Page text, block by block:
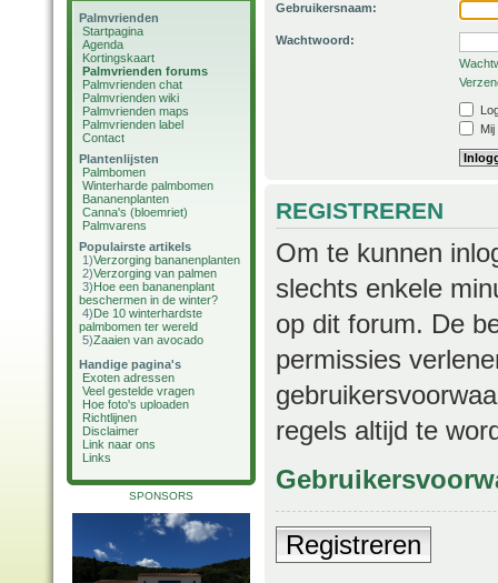
Palmvrienden
Startpagina
Agenda
Kortingskaart
Palmvrienden forums
Palmvrienden chat
Palmvrienden wiki
Palmvrienden maps
Palmvrienden label
Contact
Plantenlijsten
Palmbomen
Winterharde palmbomen
Bananenplanten
Canna's (bloemriet)
Palmvarens
Populairste artikels
1)Verzorging bananenplanten
2)Verzorging van palmen
3)Hoe een bananenplant
beschermen in de winter?
4)De 10 winterhardste
palmbomen ter wereld
5)Zaaien van avocado
Handige pagina's
Exoten adressen
Veel gestelde vragen
Hoe foto's uploaden
Richtlijnen
Disclaimer
Link naar ons
Links
SPONSORS
Gebruikersnaam:
Wachtwoord:
REGISTREREN
Om te kunnen
slechts enkele
op dit forum. De
permissies
regels altijd te
Registreren